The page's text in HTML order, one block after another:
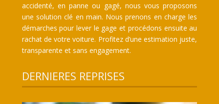
accidenté, en panne ou gagé, nous vous proposons
une solution clé en main. Nous prenons en charge les
démarches pour lever le gage et procédons ensuite au
rachat de votre voiture. Profitez d’une estimation juste,
transparente et sans engagement.
DERNIERES REPRISES